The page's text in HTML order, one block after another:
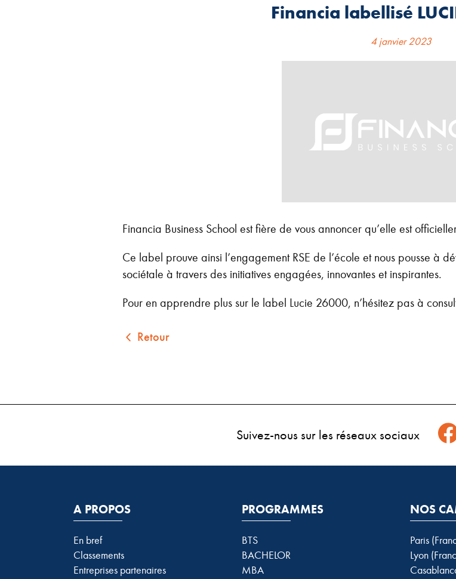
Financia labellisé
4 janvier 2023
Financia Business School est fière de vous annoncer qu’elle est
Ce label prouve ainsi l’engagement RSE de l’école et nous pousse à
sociétale à travers des initiatives engagées, innovantes et inspirantes.
Pour en apprendre plus sur le label Lucie 26000, n’hésitez pas à
Retour
Suivez-nous sur les réseaux sociaux
A PROPOS
En bref
Classements
Entreprises partenaires
PROGRAMMES
BTS
BACHELOR
MBA
NOS
Paris
Lyon